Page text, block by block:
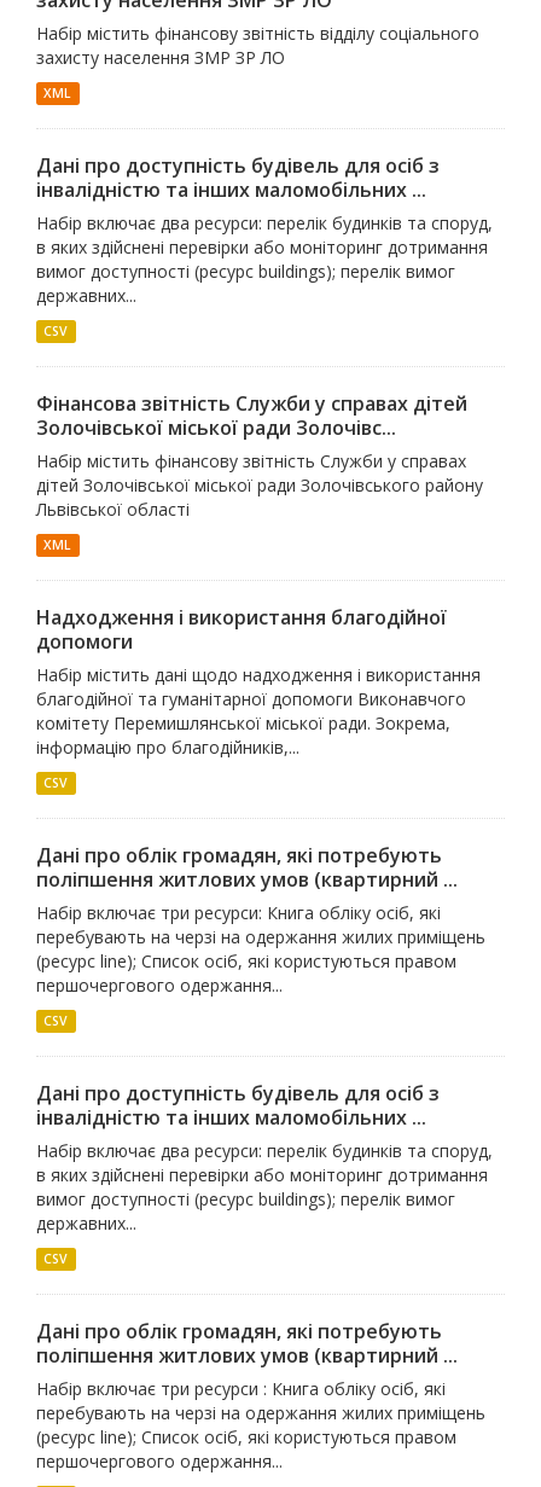
Набір містить фінансову звітність відділу соціального
захисту населення ЗМР ЗР ЛО
XML
Дані про доступність будівель для осіб з
інвалідністю та інших маломобільних ...
Набір включає два ресурси: перелік будинків та споруд,
в яких здійснені перевірки або моніторинг дотримання
вимог доступності (ресурс buildings); перелік вимог
державних...
CSV
Фінансова звітність Служби у справах дітей
Золочівської міської ради Золочівс...
Набір містить фінансову звітність Служби у справах
дітей Золочівської міської ради Золочівського району
Львівської області
XML
Надходження і використання благодійної
допомоги
Набір містить дані щодо надходження і використання
благодійної та гуманітарної допомоги Виконавчого
комітету Перемишлянської міської ради. Зокрема,
інформацію про благодійників,...
CSV
Дані про облік громадян, які потребують
поліпшення житлових умов (квартирний ...
Набір включає три ресурси: Книга обліку осіб, які
перебувають на черзі на одержання жилих приміщень
(ресурс line); Список осіб, які користуються правом
першочергового одержання...
CSV
Дані про доступність будівель для осіб з
інвалідністю та інших маломобільних ...
Набір включає два ресурси: перелік будинків та споруд,
в яких здійснені перевірки або моніторинг дотримання
вимог доступності (ресурс buildings); перелік вимог
державних...
CSV
Дані про облік громадян, які потребують
поліпшення житлових умов (квартирний ...
Набір включає три ресурси : Книга обліку осіб, які
перебувають на черзі на одержання жилих приміщень
(ресурс line); Список осіб, які користуються правом
першочергового одержання...